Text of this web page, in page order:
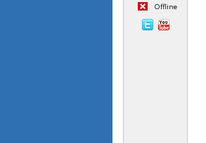
Offline